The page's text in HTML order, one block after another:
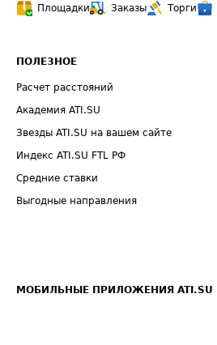
Площадки
Заказы Торги
ПОЛЕЗНОЕ
Расчет расстояний
Академия ATI.SU
Звезды ATI.SU на вашем сайте
Индекс ATI.SU FTL РФ
Средние ставки
Выгодные направления
МОБИЛЬНЫЕ ПРИЛОЖЕНИЯ ATI.SU